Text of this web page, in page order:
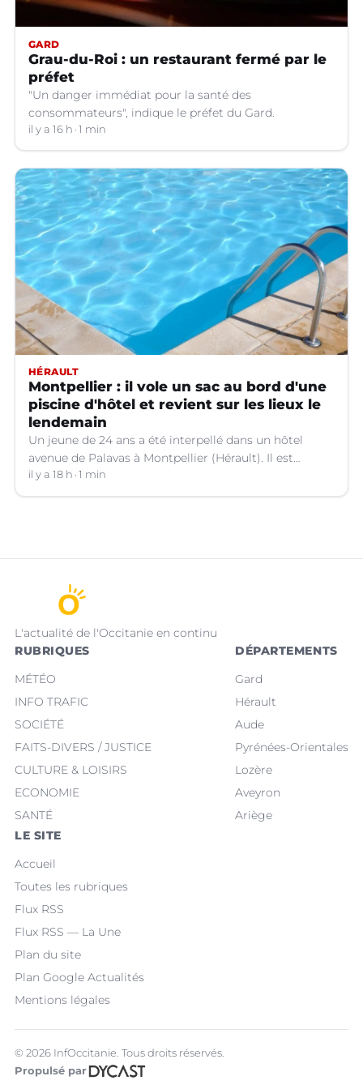
GARD
Grau-du-Roi : un restaurant fermé par le
préfet
"Un danger immédiat pour la santé des
consommateurs", indique le préfet du Gard.
il y a 16 h 1 min
HÉRAULT
Montpellier : il vole un sac au bord d'une
piscine d'hôtel et revient sur les lieux le
lendemain
Un jeune de 24 ans a été interpellé dans un hôtel
avenue de Palavas à Montpellier (Hérault). Il est
suspecté d'avoir volé le sac d'une cliente.
il y a 18 h 1 min
L'actualité de l'Occitanie en continu
RUBRIQUES
MÉTÉO
INFO TRAFIC
SOCIÉTÉ
FAITS-DIVERS / JUSTICE
CULTURE & LOISIRS
ECONOMIE
SANTÉ
DÉPARTEMENTS
Gard
Hérault
Aude
Pyrénées-Orientales
Lozère
Aveyron
Ariège
LE SITE
Accueil
Toutes les rubriques
Flux RSS
Flux RSS — La Une
Plan du site
Plan Google Actualités
Mentions légales
© 2026 InfOccitanie. Tous droits réservés.
Propulsé par